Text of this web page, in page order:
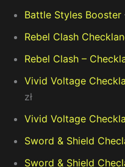
Battle Styles Booster
Rebel Clash
Rebel Clash –
Vivid Voltage
zł
Vivid Voltage
Sword & Shield
Sword & Shield